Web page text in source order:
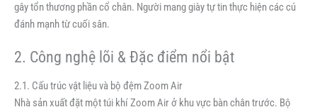
gây tổn thương phần cổ chân. Người mang giày tự tin thực hiện các cú
đánh mạnh từ cuối sân.
2. Công nghệ lõi & Đặc điểm nổi bật
2.1. Cấu trúc vật liệu và bộ đệm Zoom Air
Nhà sản xuất đặt một túi khí Zoom Air ở khu vực bàn chân trước. Bộ